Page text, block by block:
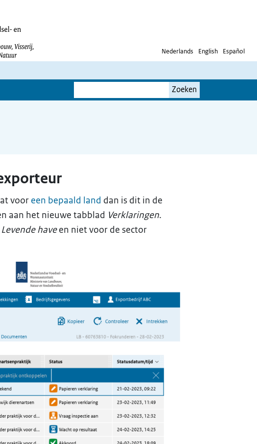
Nederlands English Español
zoekterm
Zoeken
voor een bepaald land dan is dit in de
aan het nieuwe tabblad Verklaringen.
Levende haveen niet voor de sector